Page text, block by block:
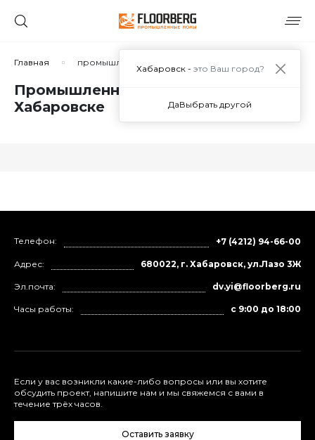
Главная промышленный пол в цехе
Промышленный пол в цехе в
Хабаровске
Телефон: +7 (4212) 94-66-00
Адрес: 680022, г. Хабаровск, ул.Лазо 3Ж
Эл.почта: dv.yi@floorberg.ru
Часы работы: с 9:00 до 18:00
Если у вас возникли какие-либо вопросы или вы хотите
обсудить проект, напишите нам и мы свяжемся с вами в
течение трёх часов.
Оставить заявку
Хабаровск - это Ваш город?
ДаВыбрать другой